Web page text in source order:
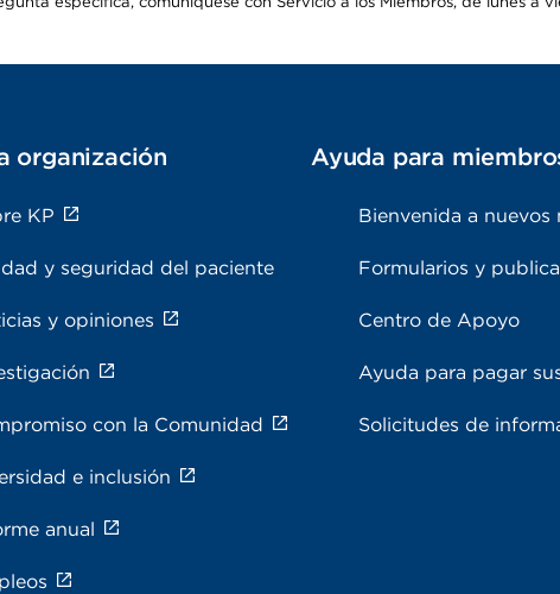
organización
KP
y seguridad del paciente
y opiniones
con la Comunidad
e inclusión
anual
Ayuda para
Bienvenida a nuevos
Formularios y
Centro de Apoyo
Ayuda para pagar
Solicitudes de